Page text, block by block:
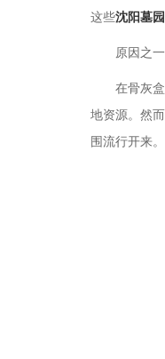
这些沈阳墓园
原因之一
在骨灰
地资源。然
围流行开来。